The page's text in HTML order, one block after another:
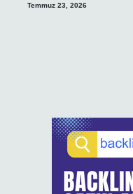
Temmuz 23, 2026